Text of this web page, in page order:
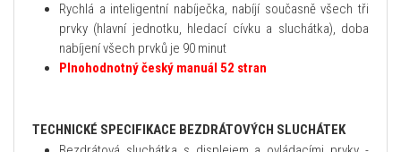
Rychlá a inteligentní nabíječka, nabíjí současně všech tři
prvky (hlavní jednotku, hledací cívku a sluchátka), doba
nabíjení všech prvků je 90 minut
Plnohodnotný český manuál 52 stran
TECHNICKÉ SPECIFIKACE BEZDRÁTOVÝCH SLUCHÁTEK